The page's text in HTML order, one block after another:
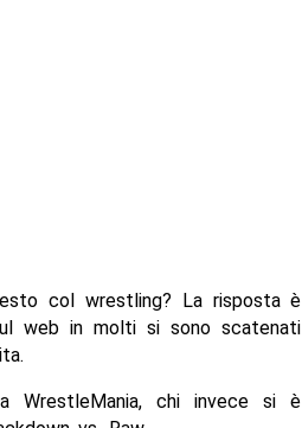
col wrestling? La risposta è
web in molti si sono scatenati
WrestleMania, chi invece si è